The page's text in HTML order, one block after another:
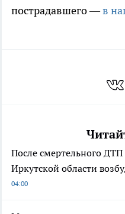
пострадавшего —в
После смертельного
Иркутской области
04:00